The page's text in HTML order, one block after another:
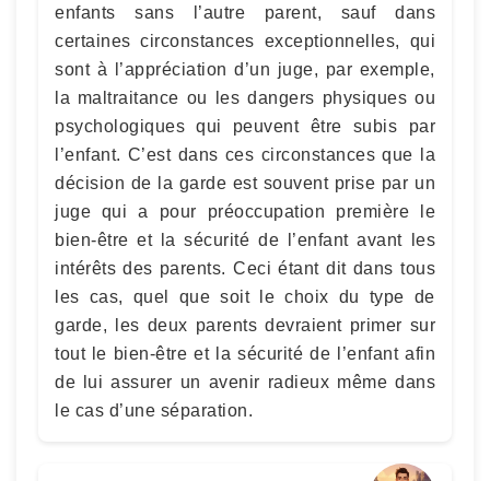
enfants sans l’autre parent, sauf dans
certaines circonstances exceptionnelles, qui
sont à l’appréciation d’un juge, par exemple,
la maltraitance ou les dangers physiques ou
psychologiques qui peuvent être subis par
l’enfant. C’est dans ces circonstances que la
décision de la garde est souvent prise par un
juge qui a pour préoccupation première le
bien-être et la sécurité de l’enfant avant les
intérêts des parents. Ceci étant dit dans tous
les cas, quel que soit le choix du type de
garde, les deux parents devraient primer sur
tout le bien-être et la sécurité de l’enfant afin
de lui assurer un avenir radieux même dans
le cas d’une séparation.